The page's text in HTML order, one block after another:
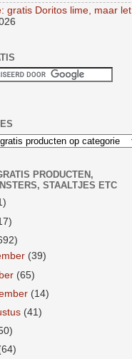
gratis Doritos lime, maar let
PRODUCTEN,
STAALTJES ETC
(39)
(65)
(14)
(41)